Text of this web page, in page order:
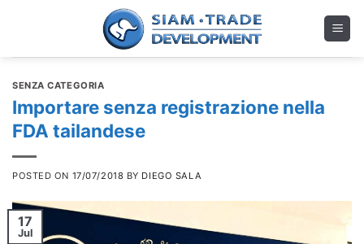
SENZA CATEGORIA
Importare senza registrazione nella
FDA tailandese
POSTED ON 17/07/2018 BY DIEGO SALA
17
Jul